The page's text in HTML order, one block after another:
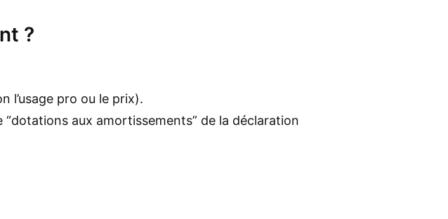
?
l’usage pro ou le prix).
“dotations aux amortissements” de la déclaration